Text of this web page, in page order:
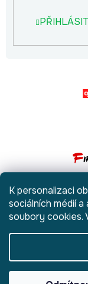
K personalizaci
sociálních médií
soubory cookies.